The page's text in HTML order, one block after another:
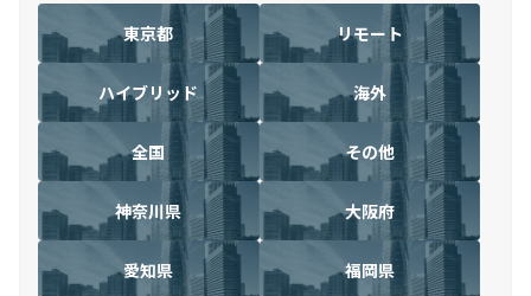
東京都 リモート
ハイブリッド 海外
全国 その他
神奈川県 大阪府
愛知県 福岡県